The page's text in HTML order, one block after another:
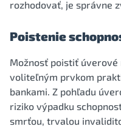
rozhodovať, je správne
Poistenie
Možnosť poistiť úverové
voliteľným prvkom
bankami. Z pohľadu
riziko výpadku
smrťou, trvalou